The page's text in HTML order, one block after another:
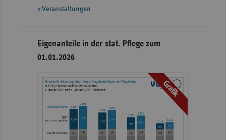
Veranstaltungen
Eigenanteile in der stat. Pflege zum
01.01.2026
Grafik